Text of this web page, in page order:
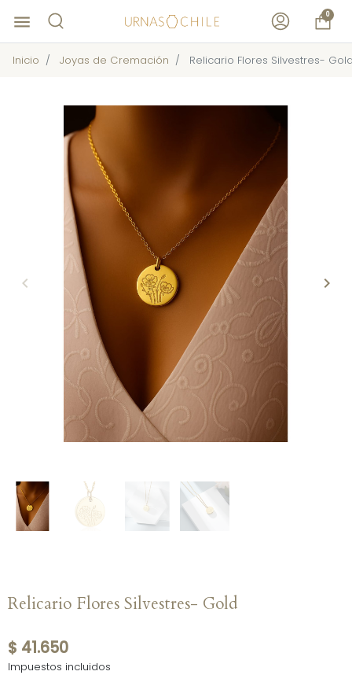
menu 0
Inicio Joyas de Cremación Relicario Flores Silvestres-
Anterior
keyboard_arrow_left keyboard_arrow_right
Relicario Flores Silvestres- Gold
$ 41.650
Impuestos incluidos